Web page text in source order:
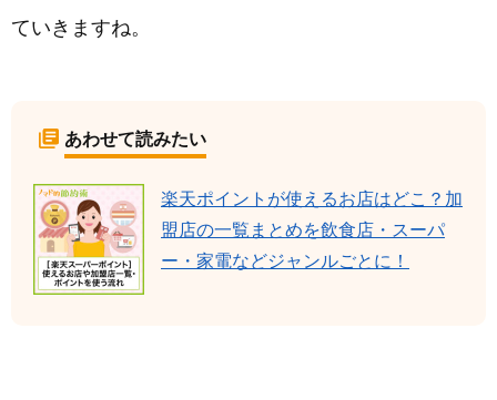
ていきますね。
あわせて読みたい
楽天ポイントが使えるお店はどこ？加
盟店の一覧まとめを飲食店・スーパ
ー・家電などジャンルごとに！